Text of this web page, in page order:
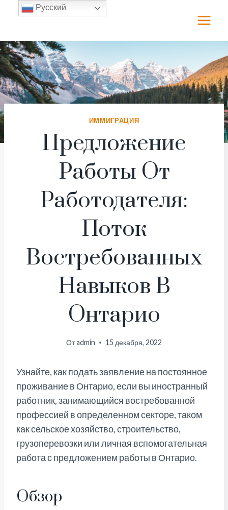
Перейти
ИММИГРАЦИЯ
Предложение
Работы От
Работодателя:
Поток
Востребованных
Навыков В
Онтарио
Отadmin 15 декабря, 2022
Узнайте, как подать заявление на постоянное
проживание в Онтарио, если вы иностранный
работник, занимающийся востребованной
профессией в определенном секторе, таком
как сельское хозяйство, строительство,
грузоперевозки или личная вспомогательная
работа с предложением работы в Онтарио.
Обзор
Русский